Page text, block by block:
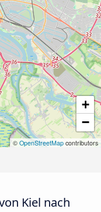
+
−
© OpenStreetMap contributors
Kiel nach